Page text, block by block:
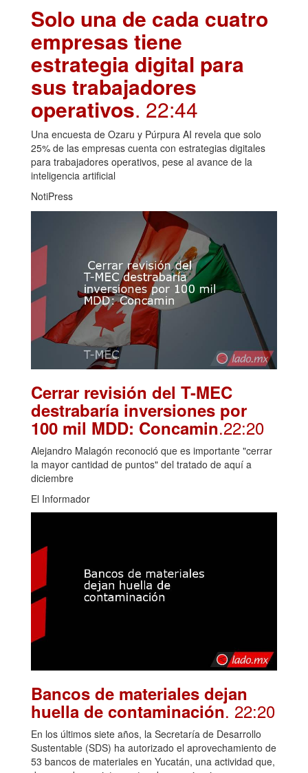
Solo una de cada cuatro
empresas tiene
estrategia digital para
sus trabajadores
operativos. 22:44
Una encuesta de Ozaru y Púrpura AI revela que solo
25% de las empresas cuenta con estrategias digitales
para trabajadores operativos, pese al avance de la
inteligencia artificial
NotiPress
Cerrar revisión del T-MEC
destrabaría inversiones por
100 mil MDD: Concamin.22:20
Alejandro Malagón reconoció que es importante "cerrar
la mayor cantidad de puntos" del tratado de aquí a
diciembre
El Informador
Bancos de materiales dejan
huella de contaminación. 22:20
En los últimos siete años, la Secretaría de Desarrollo
Sustentable (SDS) ha autorizado el aprovechamiento de
53 bancos de materiales en Yucatán, una actividad que,